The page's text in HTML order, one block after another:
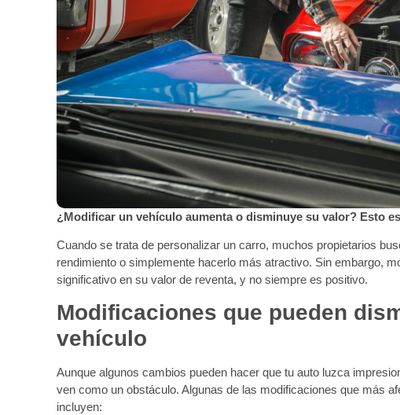
¿Modificar un vehículo aumenta o disminuye su valor? Esto
Cuando se trata de personalizar un carro, muchos propietarios
rendimiento o simplemente hacerlo más atractivo. Sin embargo,
significativo en su valor de reventa, y no siempre es positivo.
Modificaciones que pueden
vehículo
Aunque algunos cambios pueden hacer que tu auto luzca
ven como un obstáculo. Algunas de las modificaciones que más
incluyen: